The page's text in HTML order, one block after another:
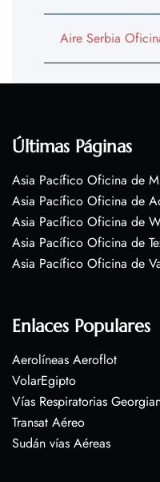
Aire Serbia
Últimas Páginas
Asia Pacífico Oficina de
Asia Pacífico Oficina de
Asia Pacífico Oficina de
Asia Pacífico Oficina de
Asia Pacífico Oficina de
Enlaces Populares
Aerolíneas Aeroflot
VolarEgipto
Vías Respiratorias
Transat Aéreo
Sudán vías Aéreas